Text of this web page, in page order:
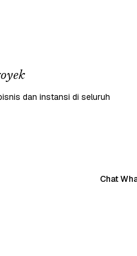
dan instansi di seluruh
Chat